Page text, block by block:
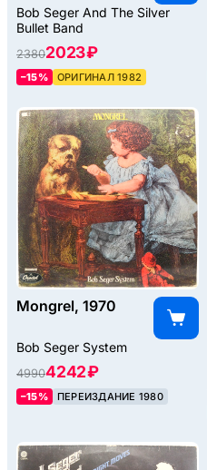
Bob Seger And The Silver
Bullet Band
23802023 ₽
–15% ОРИГИНАЛ 1982
Mongrel, 1970
Bob Seger System
49904242 ₽
–15% ПЕРЕИЗДАНИЕ 1980